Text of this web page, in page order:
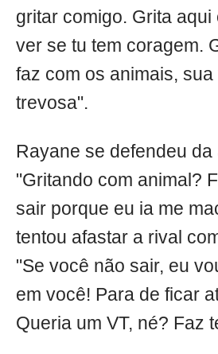
gritar comigo. Grita aqui
ver se tu tem coragem.
faz com os animais,
trevosa".
Rayane se defendeu da
"Gritando com animal?
sair porque eu ia me
tentou afastar a rival
"Se você não sair, eu
em você! Para de ficar
Queria um VT, né? Faz